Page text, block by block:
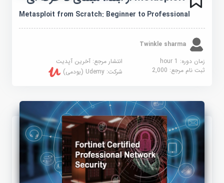
Metasploit from Scratch: Beginner to Professional
Twinkle sharma
زمان دوره: 1 hour
انتشار مرجع:آخرین آپدیت
ثبت نام مرجع:2,000 شرکت:Udemy (یودمی)